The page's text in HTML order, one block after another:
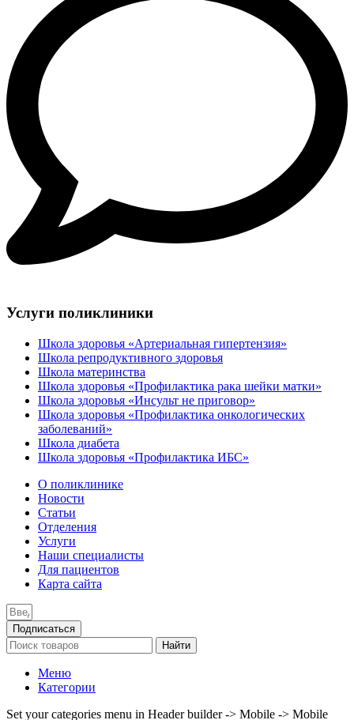
Услуги поликлиники
Школа здоровья «Артериальная гипертензия»
Школа репродуктивного здоровья
Школа материнства
Школа здоровья «Профилактика рака шейки матки»
Школа здоровья «Инсульт не приговор»
Школа здоровья «Профилактика онкологических
заболеваний»
Школа диабета
Школа здоровья «Профилактика ИБС»
О поликлинике
Новости
Статьи
Отделения
Услуги
Наши специалисты
Для пациентов
Карта сайта
Подписаться
Найти
Меню
Категории
Set your categories menu in Header builder -> Mobile -> Mobile